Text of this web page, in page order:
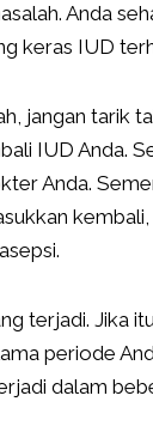
Anda
keras IUD
jangan tarik
IUD Anda.
Anda.
terjadi. Jika
periode
dalam